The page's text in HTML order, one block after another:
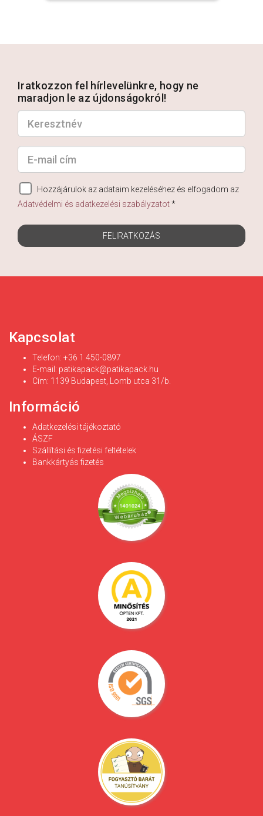
Iratkozzon fel hírlevelünkre, hogy ne
maradjon le az újdonságokról!
Hozzájárulok az adataim kezeléséhez és elfogadom az
Adatvédelmi és adatkezelési szabályzatot*
FELIRATKOZÁS
Kapcsolat
Telefon: +36 1 450-0897
E-mail: patikapack@patikapack.hu
Cím: 1139 Budapest, Lomb utca 31/b.
Információ
Adatkezelési tájékoztató
ÁSZF
Szállítási és fizetési feltételek
Bankkártyás fizetés